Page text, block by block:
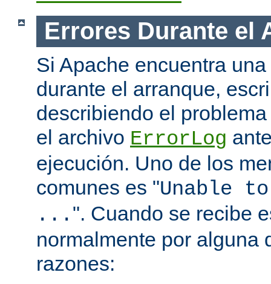
Errores Durante el
Si Apache encuentra
durante el arranque,
describiendo el
el archivo ErrorLog
ejecución. Uno de los
comunes es "Unable
... ". Cuando se recibe
normalmente por alguna
razones: